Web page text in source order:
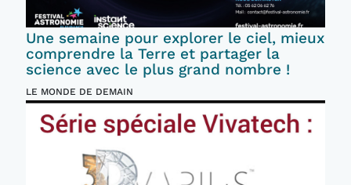
Une semaine pour explorer le ciel, mieux
comprendre la Terre et partager la
science avec le plus grand nombre !
LE MONDE DE DEMAIN